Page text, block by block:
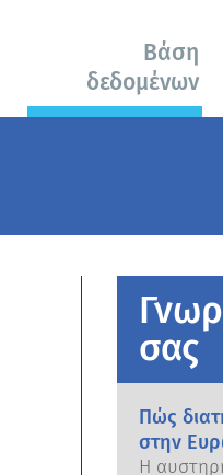
Βάση
δεδομένων
σας
Πώς
στην
Η